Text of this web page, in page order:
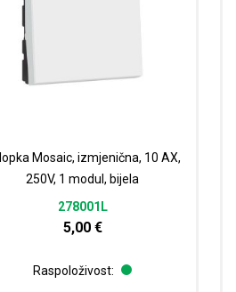
Mosaic, izmjenična, 10 AX,
250V, 1 modul, bijela
278001L
5,00 €
Raspoloživost: